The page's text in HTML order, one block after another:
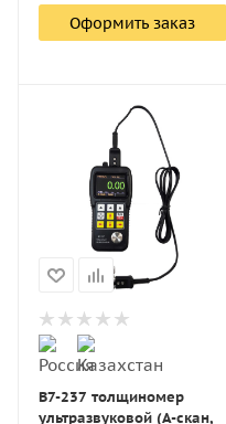
Оформить заказ
В7-237 толщиномер
ультразвуковой (А-скан,